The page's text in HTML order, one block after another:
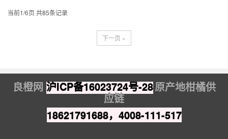
当前1/6页 共85条记录
下一页 »
良橙网 沪ICP备16023724号-28原产地柑橘供
应链
18621791688，4008-111-517